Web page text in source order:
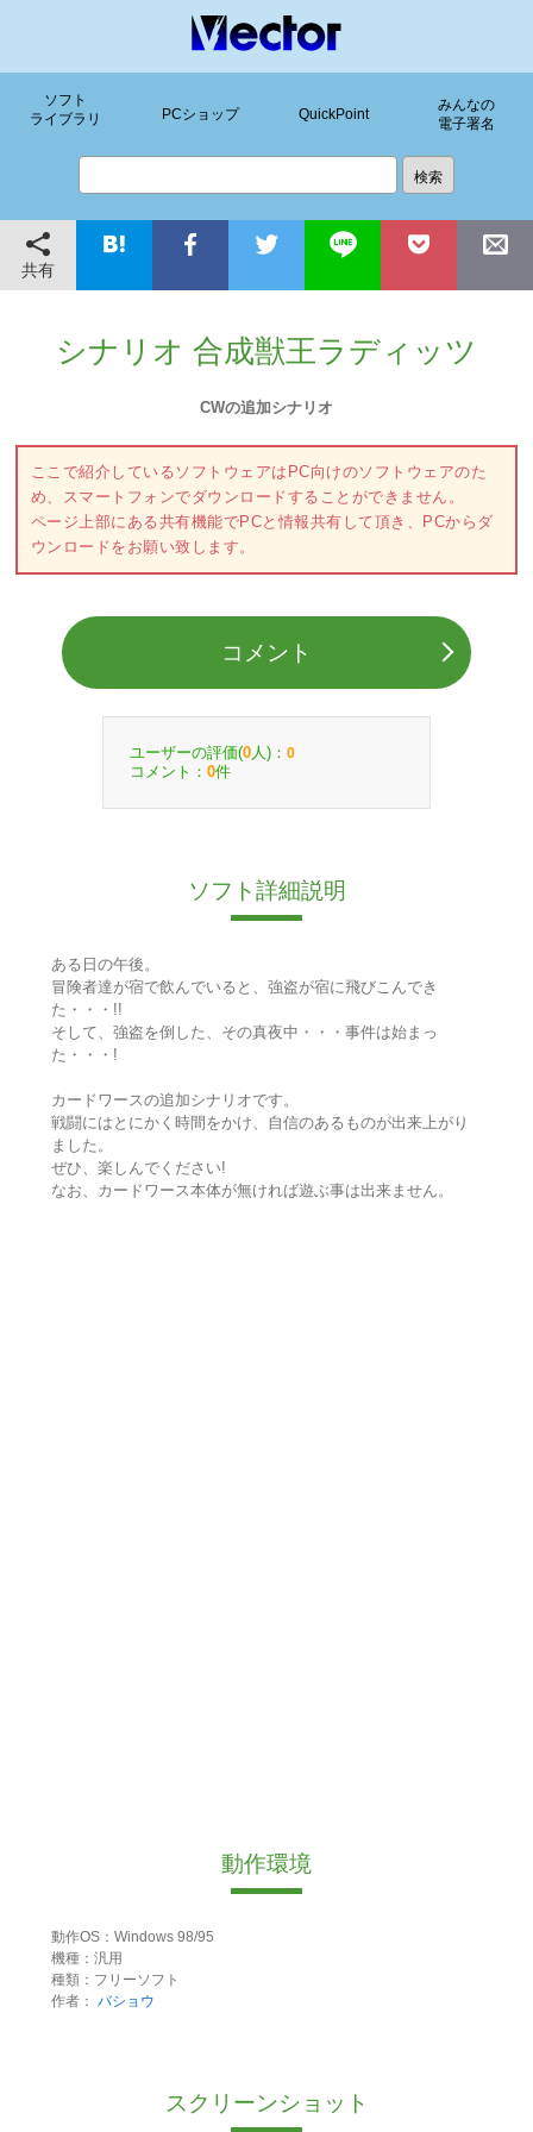
ソフト
ライブラリ
PCショップ QuickPoint
みんなの
電子署名
共有
シナリオ 合成獣王ラディッツ
CWの追加シナリオ
ここで紹介しているソフトウェアはPC向けのソフトウェアのた
め、スマートフォンでダウンロードすることができません。
ページ上部にある共有機能でPCと情報共有して頂き、PCからダ
ウンロードをお願い致します。
コメント
ユーザーの評価(0 人)： 0
コメント： 0件
ソフト詳細説明
ある日の午後。
冒険者達が宿で飲んでいると、強盗が宿に飛びこんでき
た・・・!!
そして、強盗を倒した、その真夜中・・・事件は始まっ
た・・・!
カードワースの追加シナリオです。
戦闘にはとにかく時間をかけ、自信のあるものが出来上がり
ました。
ぜひ、楽しんでください!
なお、カードワース本体が無ければ遊ぶ事は出来ません。
動作環境
動作OS：Windows 98/95
機種：汎用
種類：フリーソフト
作者： バショウ
スクリーンショット